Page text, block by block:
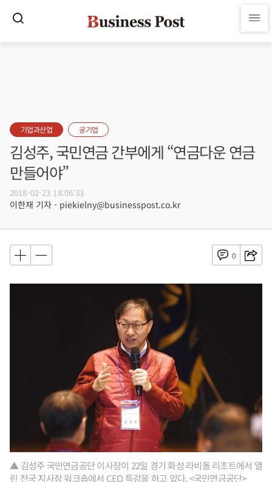
기업과산업 공기업
김성주, 국민연금 간부에게 “연금다운 연금
만들어야”
2018-02-23 18:06:33
이한재 기자 - piekielny@businesspost.co.kr
0
▲ 김성주 국민연금공단 이사장이 22일 경기 화성 라비돌 리조트에서 열
린 전국 지사장 워크숍에서 CEO 특강을 하고 있다. <국민연금공단>